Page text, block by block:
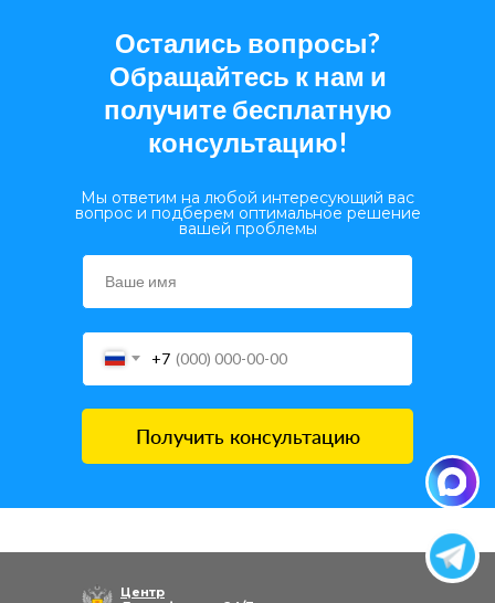
Остались вопросы?
Обращайтесь к нам и
получите бесплатную
консультацию!
Мы ответим на любой интересующий вас
вопрос и подберем оптимальное решение
вашей проблемы
+7
Получить консультацию
Центр